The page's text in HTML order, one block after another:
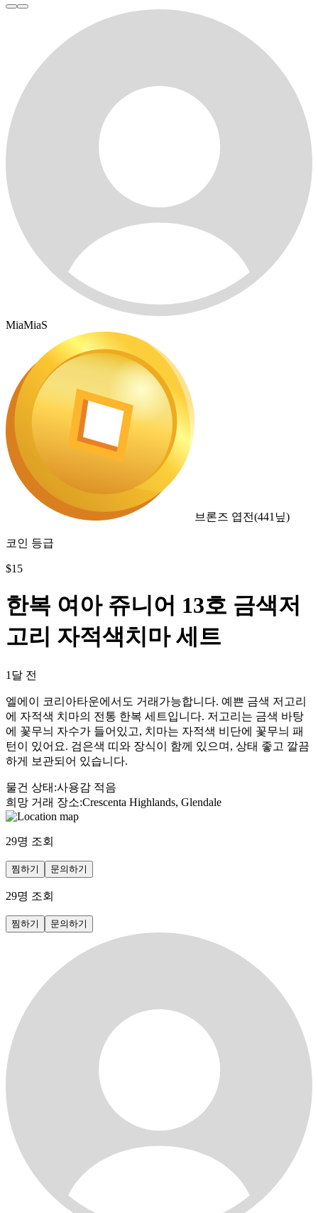
MiaMiaS
브론즈 엽전(441 닢)
코인 등급
$15
한복 여아 쥬니어 13호 금색저
고리 자적색치마 세트
1달 전
엘에이 코리아타운에서도 거래가능합니다. 예쁜 금색 저고리
에 자적색 치마의 전통 한복 세트입니다. 저고리는 금색 바탕
에 꽃무늬 자수가 들어있고, 치마는 자적색 비단에 꽃무늬 패
턴이 있어요. 검은색 띠와 장식이 함께 있으며, 상태 좋고 깔끔
하게 보관되어 있습니다.
물건 상태 :사용감 적음
희망 거래 장소:Crescenta Highlands, Glendale
29명 조회
찜하기 문의하기
29명 조회
찜하기 문의하기